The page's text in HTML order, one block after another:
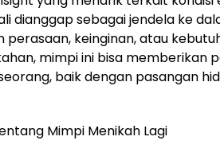
dianggap sebagai jendela ke
perasaan, keinginan, atau
mimpi ini bisa memberikan
baik dengan pasangan
Mimpi Menikah Lagi